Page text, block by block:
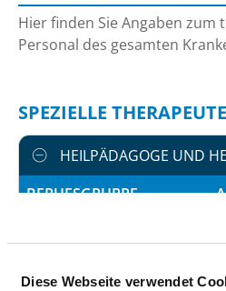
Diese Webseite verwendet
Hier finden Sie Angaben zum
Personal des gesamten
SPEZIELLE
HEILPÄDAGOGE UND
BERUFSGRUPPE